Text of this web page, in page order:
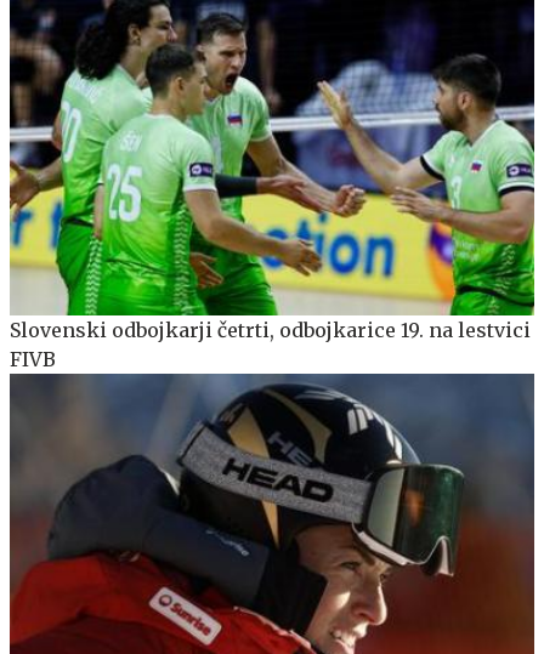
Slovenski odbojkarji četrti, odbojkarice 19. na lestvici
FIVB